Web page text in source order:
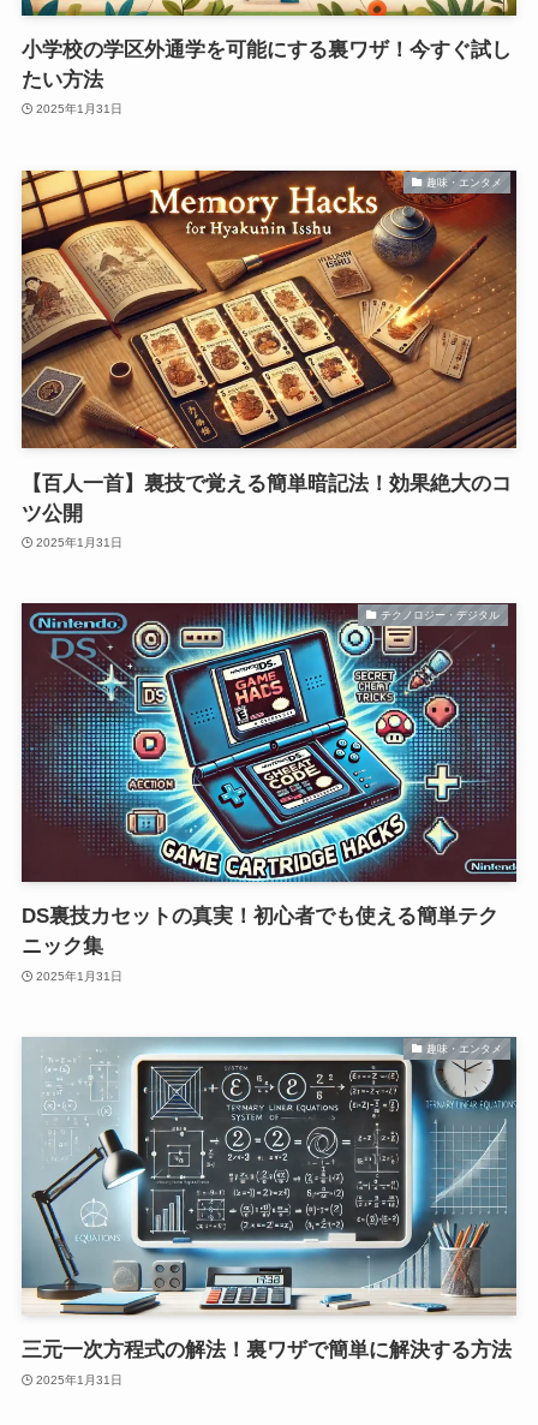
小学校の学区外通学を可能にする裏ワザ！今すぐ試し
たい方法
2025年1月31日
趣味・エンタメ
【百人一首】裏技で覚える簡単暗記法！効果絶大のコ
ツ公開
2025年1月31日
テクノロジー・デジタル
DS裏技カセットの真実！初心者でも使える簡単テク
ニック集
2025年1月31日
趣味・エンタメ
三元一次方程式の解法！裏ワザで簡単に解決する方法
2025年1月31日